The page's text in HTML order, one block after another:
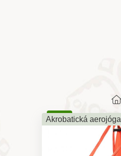
KURZ
Akrobatická aerojóga